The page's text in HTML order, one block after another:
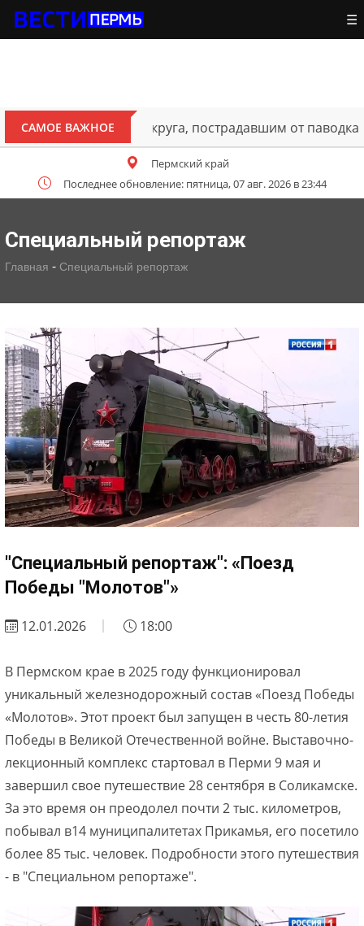
☰
САМОЕ ВАЖНОЕ
Октябрьского округа, пострадавшим от паводка
Пермский край
Последнее обновление: пятница, 07 авг. 2026 в 23:44
Специальный репортаж
Главная - Специальный репортаж
"Специальный репортаж": «Поезд
Победы "Молотов"»
12.01.2026 18:00
В Пермском крае в 2025 году функционировал
уникальный железнодорожный состав «Поезд Победы
«Молотов». Этот проект был запущен в честь 80-летия
Победы в Великой Отечественной войне. Выставочно-
лекционный комплекс стартовал в Перми 9 мая и
завершил свое путешествие 28 сентября в Соликамске.
За это время он преодолел почти 2 тыс. километров,
побывал в14 муниципалитетах Прикамья, его посетило
более 85 тыс. человек. Подробности этого путешествия
- в "Специальном репортаже".